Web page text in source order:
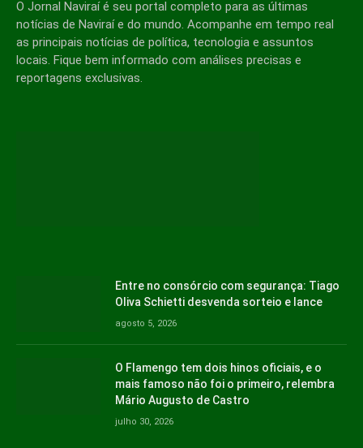
O Jornal Naviraí é seu portal completo para as últimas
notícias de Naviraí e do mundo. Acompanhe em tempo real
as principais notícias de política, tecnologia e assuntos
locais. Fique bem informado com análises precisas e
reportagens exclusivas.
Entre no consórcio com segurança: Tiago
Oliva Schietti desvenda sorteio e lance
agosto 5, 2026
O Flamengo tem dois hinos oficiais, e o
mais famoso não foi o primeiro, relembra
Mário Augusto de Castro
julho 30, 2026